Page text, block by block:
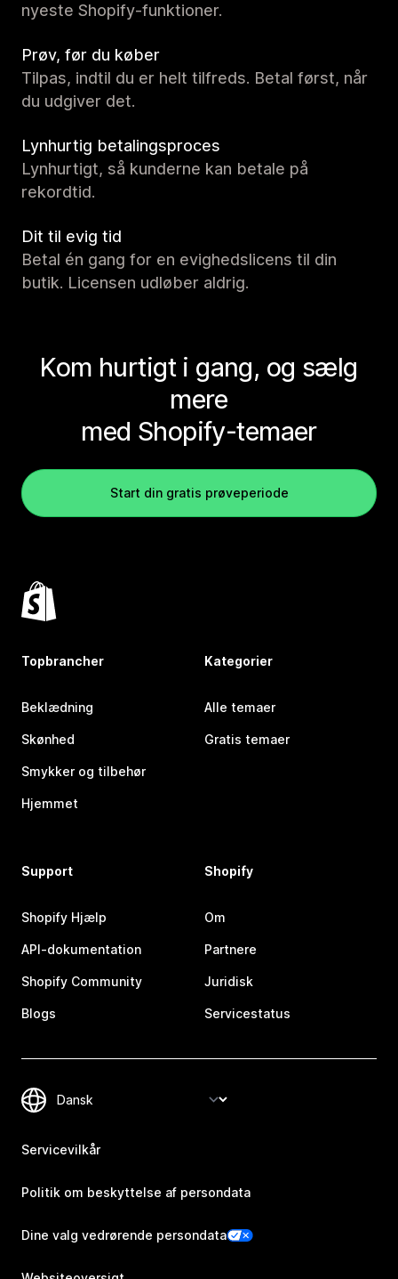
nyeste Shopify-funktioner.
Prøv, før du køber
Tilpas, indtil du er helt tilfreds. Betal først, når
du udgiver det.
Lynhurtig betalingsproces
Lynhurtigt, så kunderne kan betale på
rekordtid.
Dit til evig tid
Betal én gang for en evighedslicens til din
butik. Licensen udløber aldrig.
Kom hurtigt i gang, og sælg
mere
med Shopify-temaer
Start din gratis prøveperiode
Topbrancher
Beklædning
Skønhed
Smykker og tilbehør
Hjemmet
Kategorier
Alle temaer
Gratis temaer
Support
Shopify Hjælp
API-dokumentation
Shopify Community
Blogs
Shopify
Om
Partnere
Juridisk
Servicestatus
Servicevilkår
Politik om beskyttelse af persondata
Dine valg vedrørende persondata